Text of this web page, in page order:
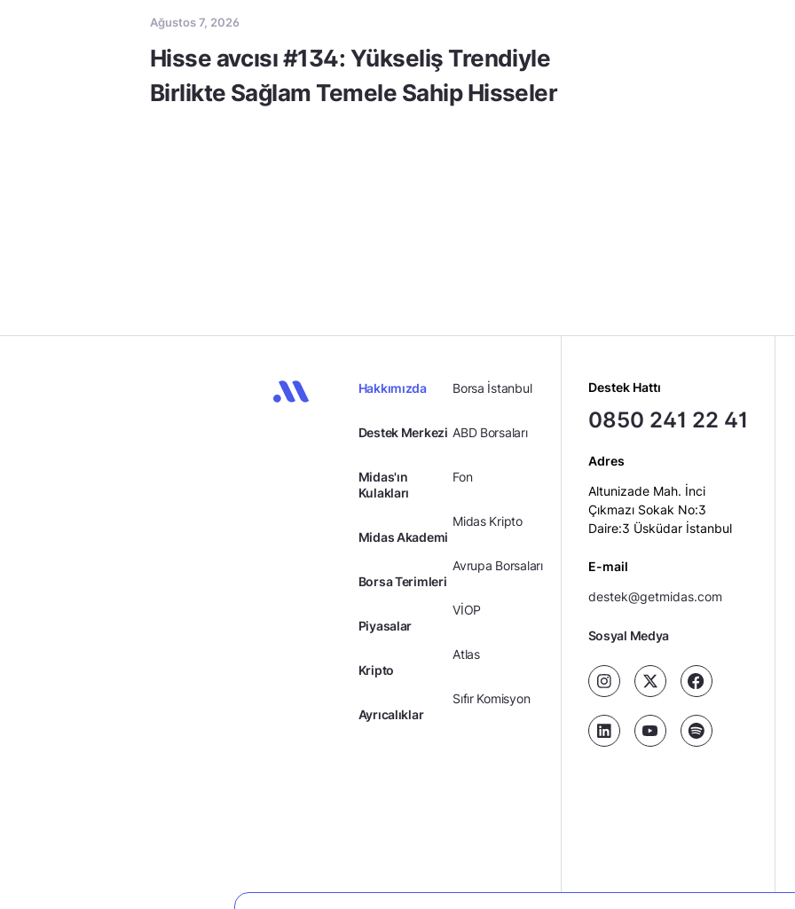
Ağustos 7, 2026
Hisse avcısı #134: Yükseliş Trendiyle
Birlikte Sağlam Temele Sahip Hisseler
Hakkımızda
Destek Merkezi
Midas'ın
Kulakları
Midas Akademi
Borsa Terimleri
Piyasalar
Kripto
Ayrıcalıklar
Borsa İstanbul
ABD Borsaları
Fon
Midas Kripto
Avrupa Borsaları
VİOP
Atlas
Sıfır Komisyon
Destek Hattı
0850 241 22 41
Adres
Altunizade Mah. İnci
Çıkmazı Sokak No:3
Daire:3 Üsküdar İstanbul
E-mail
destek@getmidas.com
Sosyal Medya